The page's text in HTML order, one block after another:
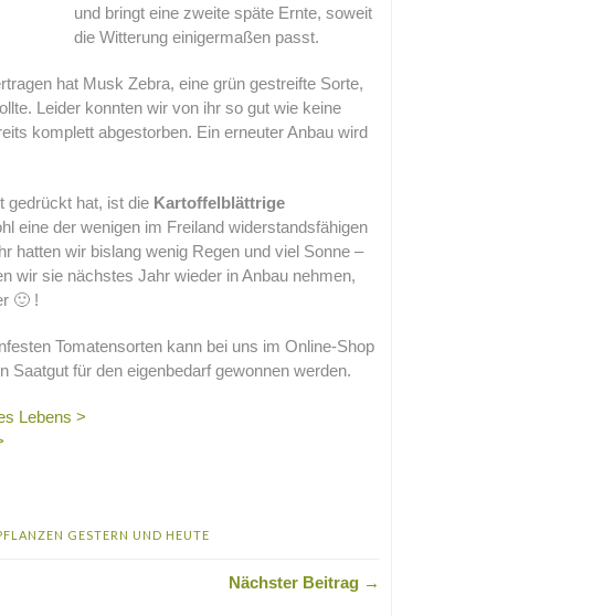
und bringt eine zweite späte Ernte, soweit
die Witterung einigermaßen passt.
hat Musk Zebra, eine grün gestreifte Sorte,
Leider konnten wir von ihr so gut wie keine
komplett abgestorben. Ein erneuter Anbau wird
gedrückt hat, ist die Kartoffelblättrige
eine der wenigen im Freiland widerstandsfähigen
hatten wir bislang wenig Regen und viel Sonne –
wir sie nächstes Jahr wieder in Anbau nehmen,
🙂 !
Tomatensorten kann bei uns im Online-Shop
Saatgut für den eigenbedarf gewonnen werden.
Lebens >
GESTERN UND HEUTE
Nächster Beitrag →